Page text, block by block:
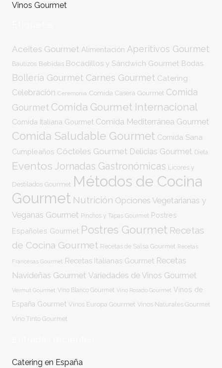
Vinos Gourmet
Aceites Gourmet Alimentación Aperitivos Gourmet
Bautizos Bebidas Bocadillos y Sándwich Gourmet Bodas
Bollería Gourmet Carnes Gourmet Catering
Celebración Ceremonia Comida Casera Gourmet Comida
Gourmet Comida Gourmet Internacional
Comida Italiana Gourmet Comida Mediterránea Gourmet
Comida Saludable Gourmet Comida Sana
Cumpleaños Cócteles Gourmet Delicias Gourmet Dieta
Eventos Jornadas Gastronómicas Licores y
Destilados Gourmet Métodos de Cocina
Gourmet Nutrición Opciones Vegetarianas y
Veganas Gourmet Pinchos y Tapas Gourmet Postres
Españoles Gourmet Postres Gourmet Recetas
de Cocina Gourmet Recetas de Salsa Gourmet Recetas
Francesas Gourmet Recetas Italianas Gourmet Recetas
Navideñas Gourmet Variedades de Vinos Gourmet
Vermut Gourmet Vino Blanco Gourmet Vino Rosado Gourmet Vinos de
España Gourmet Vinos Europa Gourmet Vinos Naturales Gourmet
Vino Tinto Gourmet
Catering en España